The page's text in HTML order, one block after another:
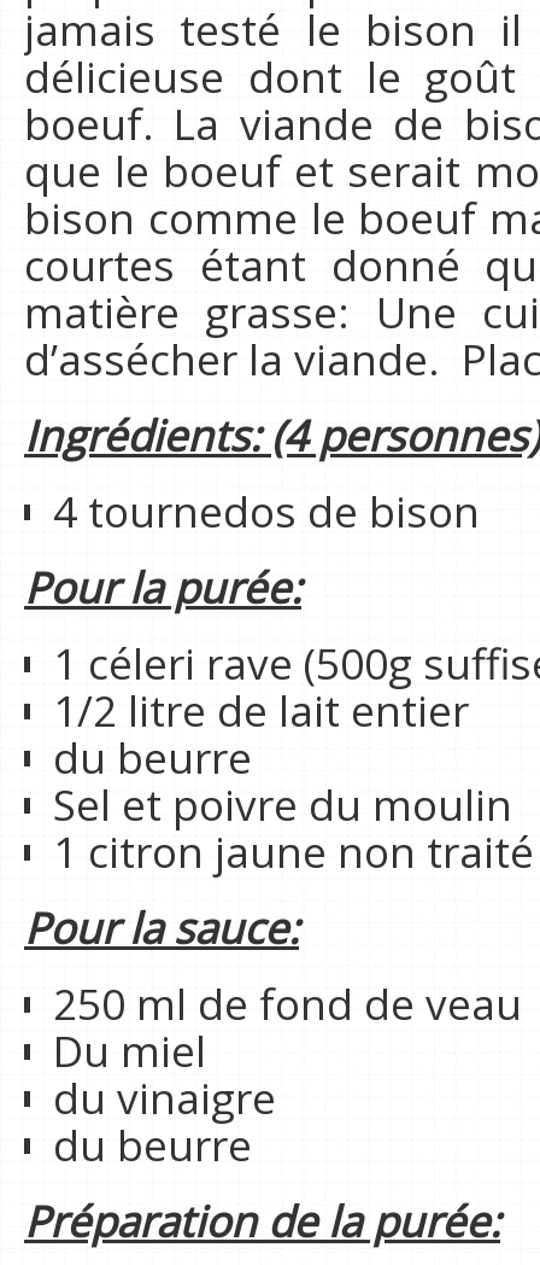
jamais testé le bison il
délicieuse dont le
boeuf. La viande de
que le boeuf et serait
bison comme le boeuf
courtes étant donné
matière grasse: Une
d’assécher la viande.
Ingrédients: (4 personnes)
4 tournedos de bison
Pour la purée:
1 céleri rave (500g
1/2 litre de lait entier
du beurre
Sel et poivre du moulin
1 citron jaune non traité
Pour la sauce:
250 ml de fond de veau
Du miel
du vinaigre
du beurre
Préparation de la purée: